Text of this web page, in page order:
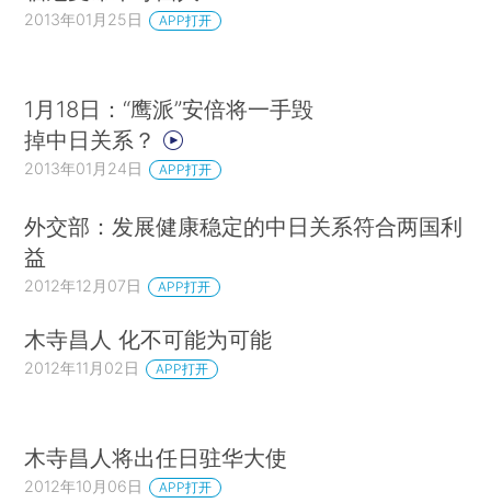
2013年01月25日 APP打开
1月18日：“鹰派”安倍将一手毁
掉中日关系？
2013年01月24日 APP打开
外交部：发展健康稳定的中日关系符合两国利
益
2012年12月07日 APP打开
木寺昌人 化不可能为可能
2012年11月02日 APP打开
木寺昌人将出任日驻华大使
2012年10月06日 APP打开